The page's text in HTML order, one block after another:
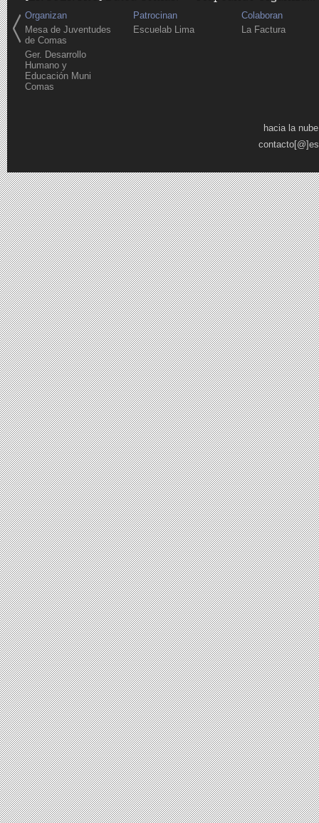
Organizan
Mesa de Juventudes
de Comas
Ger. Desarrollo
Humano y
Educación Muni
Comas
Patrocinan
Escuelab Lima
Colaboran
La Factura
hacia la